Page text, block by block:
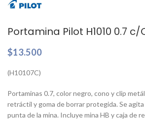
Portamina Pilot H1010 0.7 c/
$13.500
(H10107C)
Portaminas 0.7, color negro, cono y clip
retráctil y goma de borrar protegida. Se agita
punta de la mina. Incluye mina HB y caja de